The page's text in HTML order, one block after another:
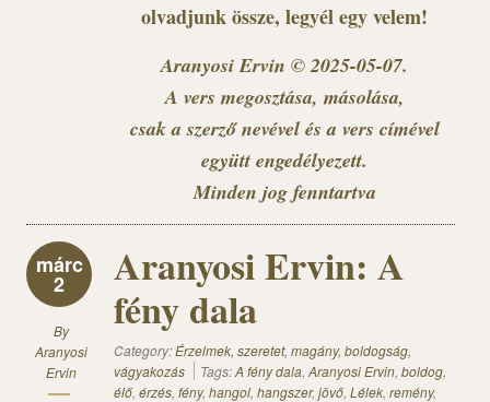
olvadjunk össze, legyél egy velem!
Aranyosi Ervin © 2025-05-07.
A vers megosztása, másolása,
csak a szerző nevével és a vers címével
együtt engedélyezett.
Minden jog fenntartva
márc
2
By
Aranyosi
Ervin
Aranyosi Ervin: A
fény dala
Category:Érzelmek, szeretet, magány, boldogság,
vágyakozás
Tags:A fény dala, Aranyosi Ervin, boldog,
élő, érzés, fény, hangol, hangszer, jövő, Lélek, remény,